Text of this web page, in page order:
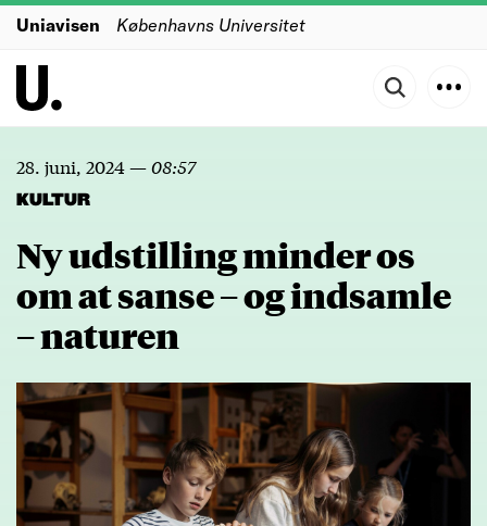
Uniavisen Københavns Universitet
28. juni, 2024—08:57
KULTUR
Ny udstilling minder os
om at sanse – og indsamle
– naturen